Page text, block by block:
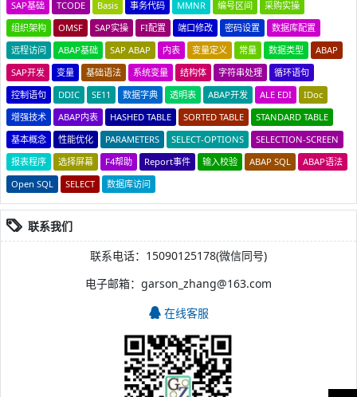
SAP基础
TCODE Basis 事务代码 MMNR 编号区间
采购实操
组织架构
OMSF SAP实操 FI配置 端口修改 密码设置
数据库配置
远程访问
ABAP基础 SAP ABAP 内表 变量定义 常量 数据类型
ABAP
SAP开发
变量 基础语法 系统变量 结构体 字符串处理
循环语句
控制语句
DDIC SE11 数据字典 透明表 ABAP开发 ALE EDI
IDoc
增强技术
ABAP内表 HASHED TABLE SORTED TABLE
STANDARD TABLE
基本概念
性能优化 PARAMETERS SELECT-OPTIONS
SELECTION-SCREEN
报表程序
选择屏幕 F4帮助 Report事件 输入校验 ABAP SQL
ABAP语法
Open SQL
SELECT 数据库访问
联系我们
联系电话：15090125178(微信同号)
电子邮箱：garson_zhang@163.com
在线客服